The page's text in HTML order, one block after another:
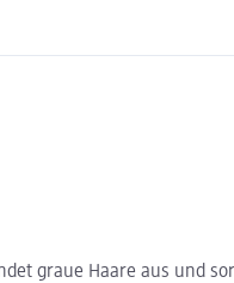
graue Haare aus und